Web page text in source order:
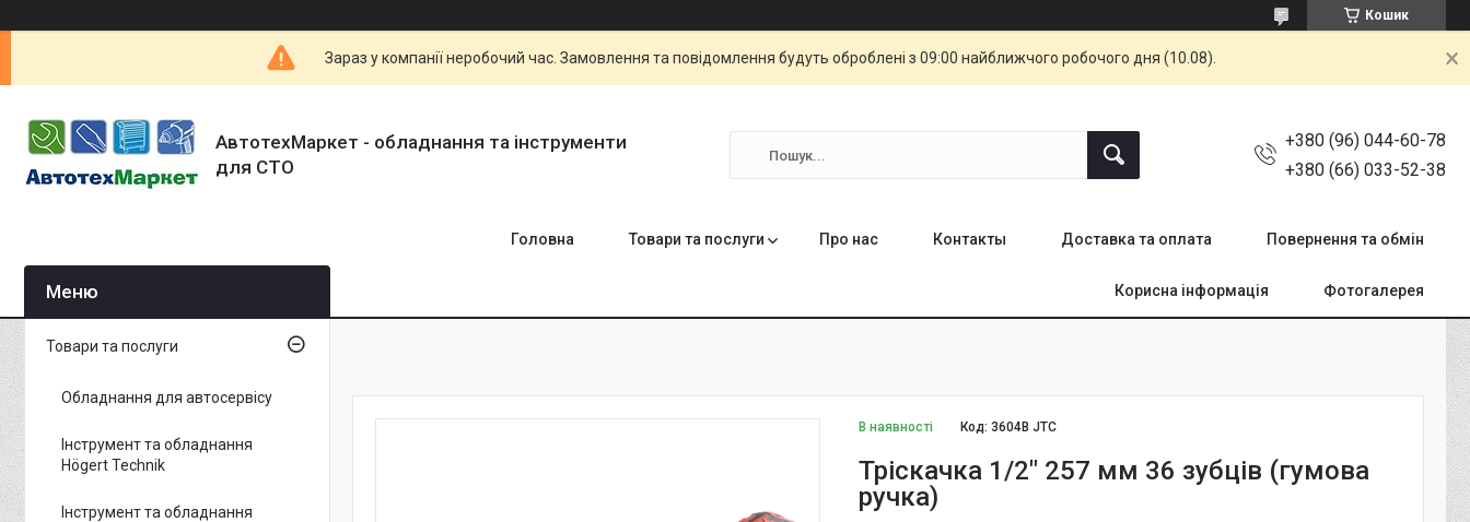
Кошик
Зараз у компанії неробочий час. Замовлення та повідомлення будуть оброблені з 09:00 найближчого робочого дня (10.08).
АвтотехМаркет - обладнання та інструменти
для СТО
+380 (96) 044-60-78
+380 (66) 033-52-38
Головна Товари та послуги Про нас Контакты Доставка та оплата Повернення та обмін
Корисна інформація Фотогалерея
В наявності Код:3604B JTC
Тріскачка 1/2" 257 мм 36 зубців (гумова
ручка)
Товари та послуги
Обладнання для автосервісу
Інструмент та обладнання
Högert Technik
Інструмент та обладнання